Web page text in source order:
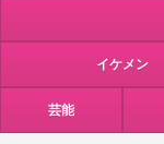
イケメン
芸能